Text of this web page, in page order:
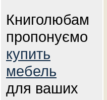
Книголюбам
пропонуємо
купить
мебель
для ваших